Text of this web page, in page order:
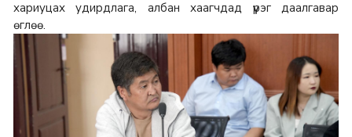
хариуцах удирдлага, албан хаагчдад үүрэг даалгавар
өглөө.